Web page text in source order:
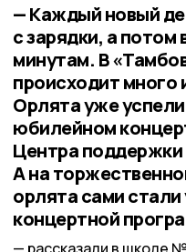
— Каждый новый
с зарядки, а потом
минутам. В
происходит много
Орлята уже
юбилейном
Центра
А на
орлята сами
концертной